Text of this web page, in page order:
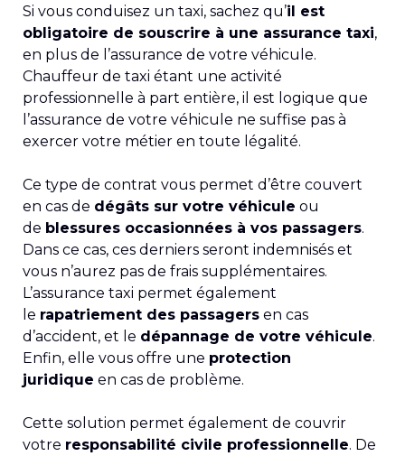
Si vous conduisez un taxi, sachez qu’il est
obligatoire de souscrire à une assurance taxi,
en plus de l’assurance de votre véhicule.
Chauffeur de taxi étant une activité
professionnelle à part entière, il est logique que
l’assurance de votre véhicule ne suffise pas à
exercer votre métier en toute légalité.
Ce type de contrat vous permet d’être couvert
en cas de dégâts sur votre véhicule ou
de blessures occasionnées à vos passagers.
Dans ce cas, ces derniers seront indemnisés et
vous n’aurez pas de frais supplémentaires.
L’assurance taxi permet également
le rapatriement des passagers en cas
d’accident, et le dépannage de votre véhicule.
Enfin, elle vous offre une protection
juridique en cas de problème.
Cette solution permet également de couvrir
votre responsabilité civile professionnelle. De